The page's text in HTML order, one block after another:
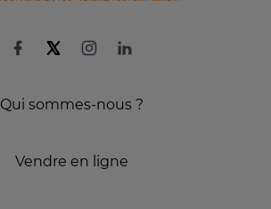
Qui sommes-nous ?
Vendre en ligne